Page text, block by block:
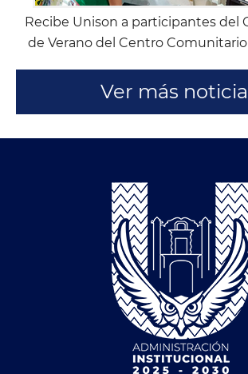
Recibe Unison a participantes del
de Verano del Centro Comunitario
Ver más